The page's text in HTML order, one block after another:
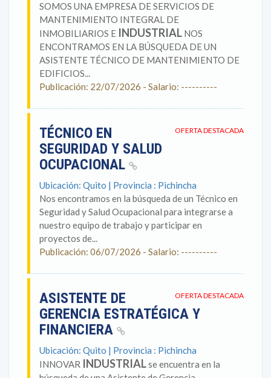
SOMOS UNA EMPRESA DE SERVICIOS DE
MANTENIMIENTO INTEGRAL DE
INMOBILIARIOS E INDUSTRIAL NOS
ENCONTRAMOS EN LA BÚSQUEDA DE UN
ASISTENTE TÉCNICO DE MANTENIMIENTO DE
EDIFICIOS...
Publicación: 22/07/2026 - Salario: ----------
OFERTA DESTACADA
TÉCNICO EN
SEGURIDAD Y SALUD
OCUPACIONAL
Ubicación: Quito | Provincia : Pichincha
Nos encontramos en la búsqueda de un Técnico en
Seguridad y Salud Ocupacional para integrarse a
nuestro equipo de trabajo y participar en
proyectos de...
Publicación: 06/07/2026 - Salario: ----------
OFERTA DESTACADA
ASISTENTE DE
GERENCIA ESTRATÉGICA Y
FINANCIERA
Ubicación: Quito | Provincia : Pichincha
INNOVAR INDUSTRIALse encuentra en la